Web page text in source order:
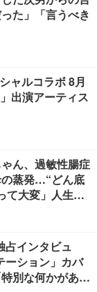
た」「言うべき
ャルコラボ 8月
出演アーティス
ん、過敏性腸症
蒸発…“どん底
て大変」人生変
占インタビュ
ーション」カバ
別な何かがあ